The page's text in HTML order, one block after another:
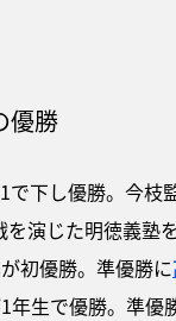
優勝
下し優勝。今
演じた明徳義塾
初優勝。準優勝に
年生で優勝。準優